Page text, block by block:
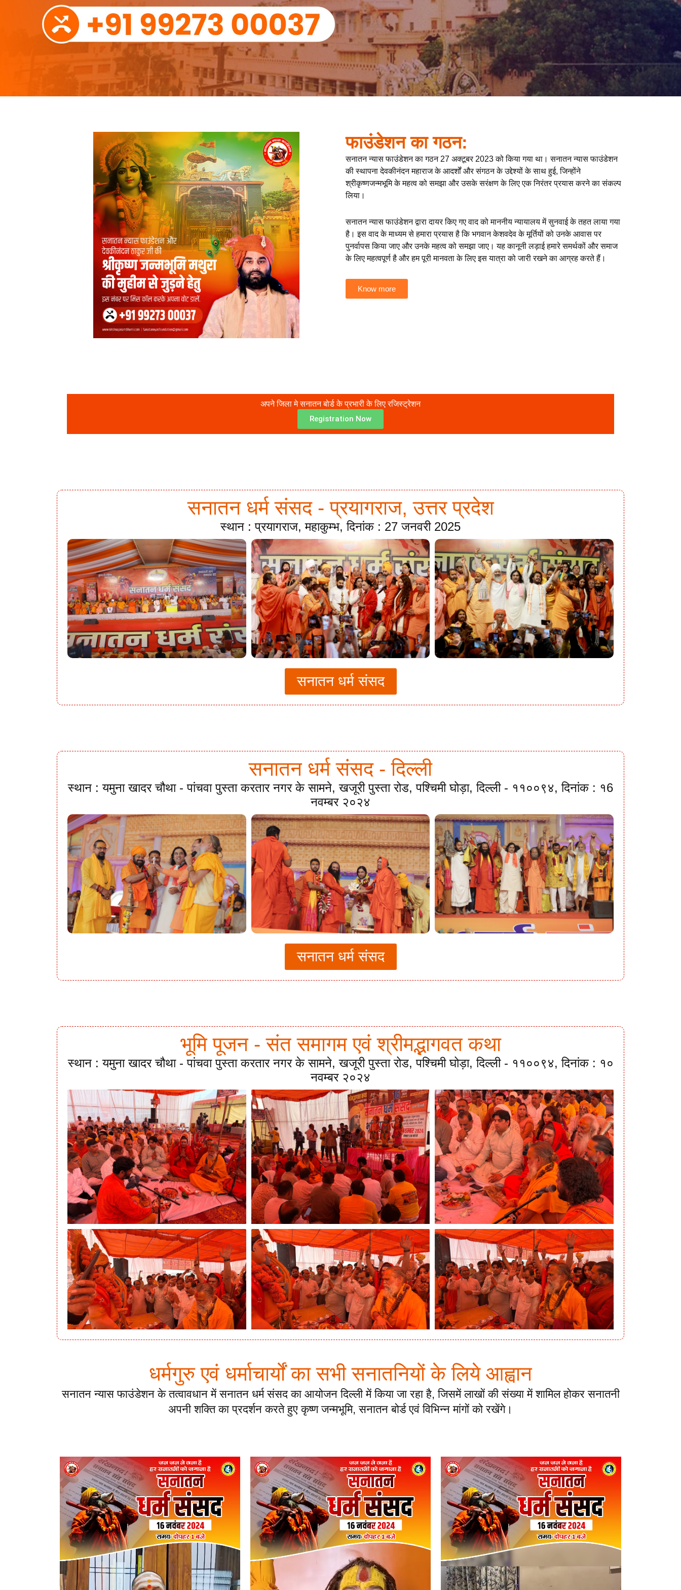
फाउंडेशन का गठन:
सनातन न्यास फाउंडेशन का गठन 27 अक्टूबर 2023 को किया गया था। सनातन न्यास फाउंडेशन
की स्थापना देवकीनंदन महाराज के आदर्शों और संगठन के उद्देश्यों के साथ हुई, जिन्होंने
श्रीकृष्णजन्मभूमि के महत्व को समझा और उसके सरंक्षण के लिए एक निरंतर प्रयास करने का संकल्प
लिया।
सनातन न्यास फाउंडेशन द्वारा दायर किए गए वाद को माननीय न्यायालय में सुनवाई के तहत लाया गया
है। इस वाद के माध्यम से हमारा प्रयास है कि भगवान केशवदेव के मूर्तियों को उनके आवास पर
पुनर्वापस किया जाए और उनके महत्व को समझा जाए। यह कानूनी लड़ाई हमारे समर्थकों और समाज
के लिए महत्वपूर्ण है और हम पूरी मानवता के लिए इस यात्रा को जारी रखने का आग्रह करते हैं।
Know more
अपने जिला मे सनातन बोर्ड के प्रभारी के लिए रजिस्ट्रेशन
Registration Now
सनातन धर्म संसद - प्रयागराज, उत्तर प्रदेश
स्थान : प्रयागराज, महाकुम्भ, दिनांक : 27 जनवरी 2025
सनातन धर्म संसद
सनातन धर्म संसद - दिल्ली
स्थान : यमुना खादर चौथा - पांचवा पुस्ता करतार नगर के सामने, खजूरी पुस्ता रोड, पश्चिमी घोड़ा, दिल्ली - ११००९४, दिनांक : १6
नवम्बर २०२४
सनातन धर्म संसद
भूमि पूजन - संत समागम एवं श्रीमद्भागवत कथा
स्थान : यमुना खादर चौथा - पांचवा पुस्ता करतार नगर के सामने, खजूरी पुस्ता रोड, पश्चिमी घोड़ा, दिल्ली - ११००९४, दिनांक : १०
नवम्बर २०२४
धर्मगुरु एवं धर्माचार्यों का सभी सनातनियों के लिये आह्वान
सनातन न्यास फाउंडेशन के तत्वावधान में सनातन धर्म संसद का आयोजन दिल्ली में किया जा रहा है, जिसमें लाखों की संख्या में शामिल होकर सनातनी
अपनी शक्ति का प्रदर्शन करते हुए कृष्ण जन्मभूमि, सनातन बोर्ड एवं विभिन्न मांगों को रखेंगे।